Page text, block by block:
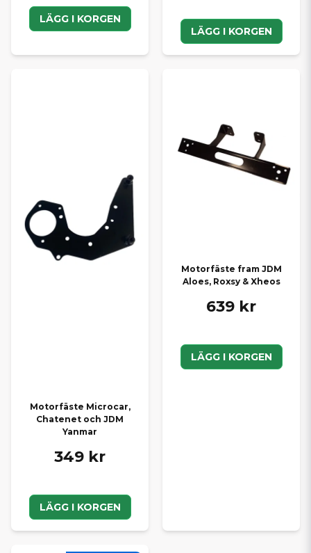
LÄGG I KORGEN
LÄGG I KORGEN
Motorfäste Microcar,
Chatenet och JDM
Yanmar
349 kr
LÄGG I KORGEN
Motorfäste fram JDM
Aloes, Roxsy & Xheos
639 kr
LÄGG I KORGEN